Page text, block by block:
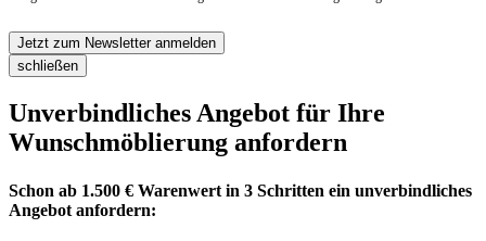
Jetzt zum Newsletter anmelden
schließen
Unverbindliches Angebot für Ihre
Wunschmöblierung anfordern
Schon ab 1.500 € Warenwert in 3 Schritten ein unverbindliches
Angebot anfordern: